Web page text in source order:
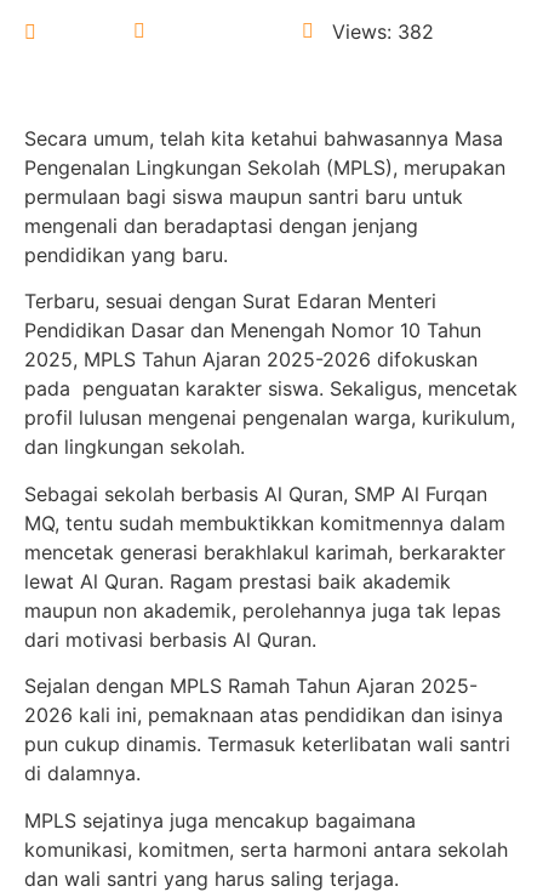
Views: 382
Secara umum, telah kita ketahui bahwasannya Masa
Pengenalan Lingkungan Sekolah (MPLS), merupakan
permulaan bagi siswa maupun santri baru untuk
mengenali dan beradaptasi dengan jenjang
pendidikan yang baru.
Terbaru, sesuai dengan Surat Edaran Menteri
Pendidikan Dasar dan Menengah Nomor 10 Tahun
2025, MPLS Tahun Ajaran 2025-2026 difokuskan
pada penguatan karakter siswa. Sekaligus, mencetak
profil lulusan mengenai pengenalan warga, kurikulum,
dan lingkungan sekolah.
Sebagai sekolah berbasis Al Quran, SMP Al Furqan
MQ, tentu sudah membuktikkan komitmennya dalam
mencetak generasi berakhlakul karimah, berkarakter
lewat Al Quran. Ragam prestasi baik akademik
maupun non akademik, perolehannya juga tak lepas
dari motivasi berbasis Al Quran.
Sejalan dengan MPLS Ramah Tahun Ajaran 2025-
2026 kali ini, pemaknaan atas pendidikan dan isinya
pun cukup dinamis. Termasuk keterlibatan wali santri
di dalamnya.
MPLS sejatinya juga mencakup bagaimana
komunikasi, komitmen, serta harmoni antara sekolah
dan wali santri yang harus saling terjaga.